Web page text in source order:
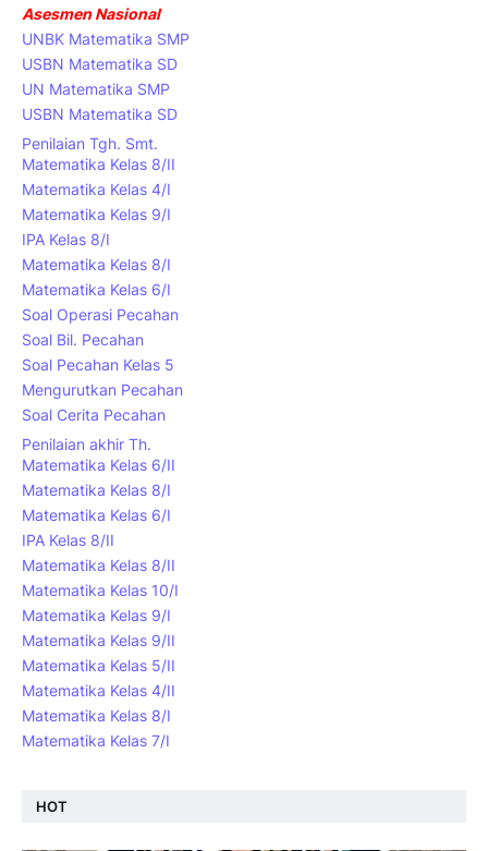
Asesmen Nasional
UNBK Matematika SMP
USBN Matematika SD
UN Matematika SMP
USBN Matematika SD
Penilaian Tgh. Smt.
Matematika Kelas 8/II
Matematika Kelas 4/I
Matematika Kelas 9/I
IPA Kelas 8/I
Matematika Kelas 8/I
Matematika Kelas 6/I
Soal Operasi Pecahan
Soal Bil. Pecahan
Soal Pecahan Kelas 5
Mengurutkan Pecahan
Soal Cerita Pecahan
Penilaian akhir Th.
Matematika Kelas 6/II
Matematika Kelas 8/I
Matematika Kelas 6/I
IPA Kelas 8/II
Matematika Kelas 8/II
Matematika Kelas 10/I
Matematika Kelas 9/I
Matematika Kelas 9/II
Matematika Kelas 5/II
Matematika Kelas 4/II
Matematika Kelas 8/I
Matematika Kelas 7/I
HOT